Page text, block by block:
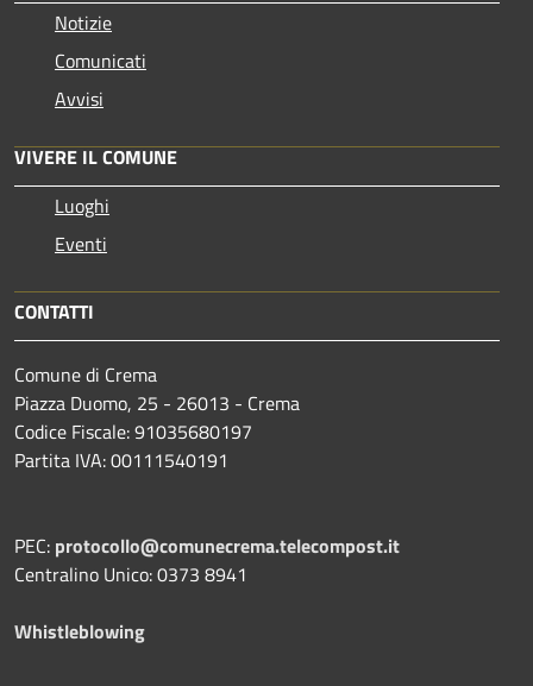
Notizie
Comunicati
Avvisi
VIVERE IL COMUNE
Luoghi
Eventi
CONTATTI
Comune di Crema
Piazza Duomo, 25 - 26013 - Crema
Codice Fiscale: 91035680197
Partita IVA: 00111540191
PEC: protocollo@comunecrema.telecompost.it
Centralino Unico: 0373 8941
Whistleblowing